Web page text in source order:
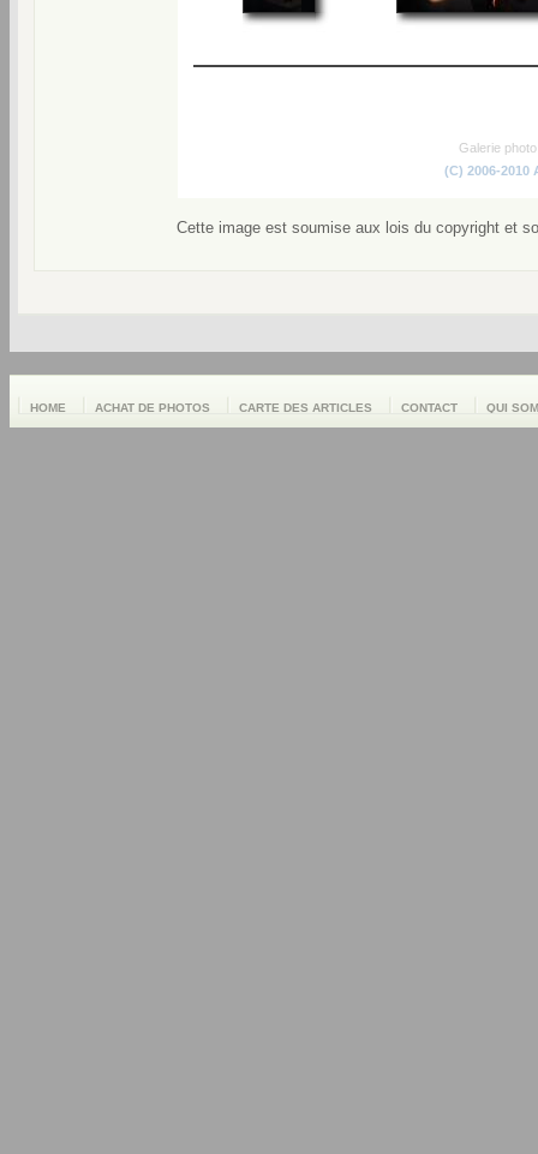
Galerie
(C) 2006-2010
Cette image est soumise aux lois du copyright et
HOME ACHAT DE PHOTOS CARTE DES ARTICLES CONTACT QUI